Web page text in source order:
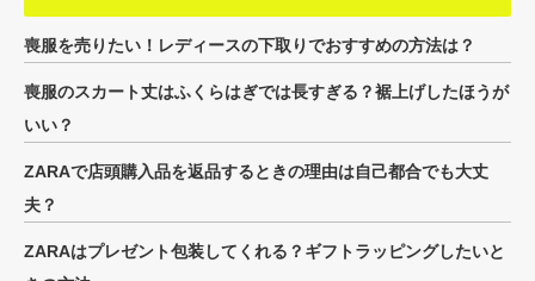
喪服を売りたい！レディースの下取りでおすすめの方法は？
喪服のスカート丈はふくらはぎでは長すぎる？裾上げしたほうが
いい？
ZARAで店頭購入品を返品するときの理由は自己都合でも大丈
夫？
ZARAはプレゼント包装してくれる？ギフトラッピングしたいと